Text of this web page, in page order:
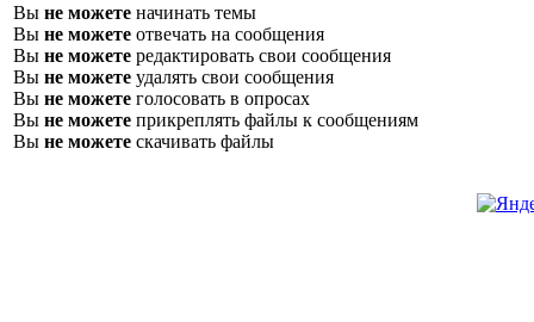
Вы не можете начинать темы
Вы не можете отвечать на сообщения
Вы не можете редактировать свои сообщения
Вы не можете удалять свои сообщения
Вы не можете голосовать в опросах
Вы не можете прикреплять файлы к сообщениям
Вы не можете скачивать файлы